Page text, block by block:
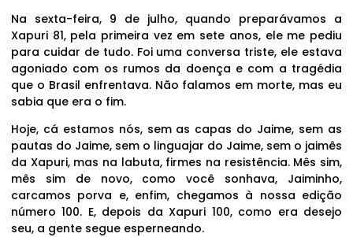
Na sexta-feira, 9 de julho, quando preparávamos a
Xapuri 81, pela primeira vez em sete anos, ele me pediu
para cuidar de tudo. Foi uma conversa triste, ele estava
agoniado com os rumos da doença e com a tragédia
que o Brasil enfrentava. Não falamos em morte, mas eu
sabia que era o fim.
Hoje, cá estamos nós, sem as capas do Jaime, sem as
pautas do Jaime, sem o linguajar do Jaime, sem o jaimês
da Xapuri, mas na labuta, firmes na resistência. Mês sim,
mês sim de novo, como você sonhava, Jaiminho,
carcamos porva e, enfim, chegamos à nossa edição
número 100. E, depois da Xapuri 100, como era desejo
seu, a gente segue esperneando.